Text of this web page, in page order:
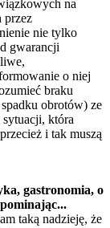
na
przez
nie tylko
gwarancji
o niej
braku
obrotów) ze
która
i tak muszą
gastronomia, o
taką nadzieję, że